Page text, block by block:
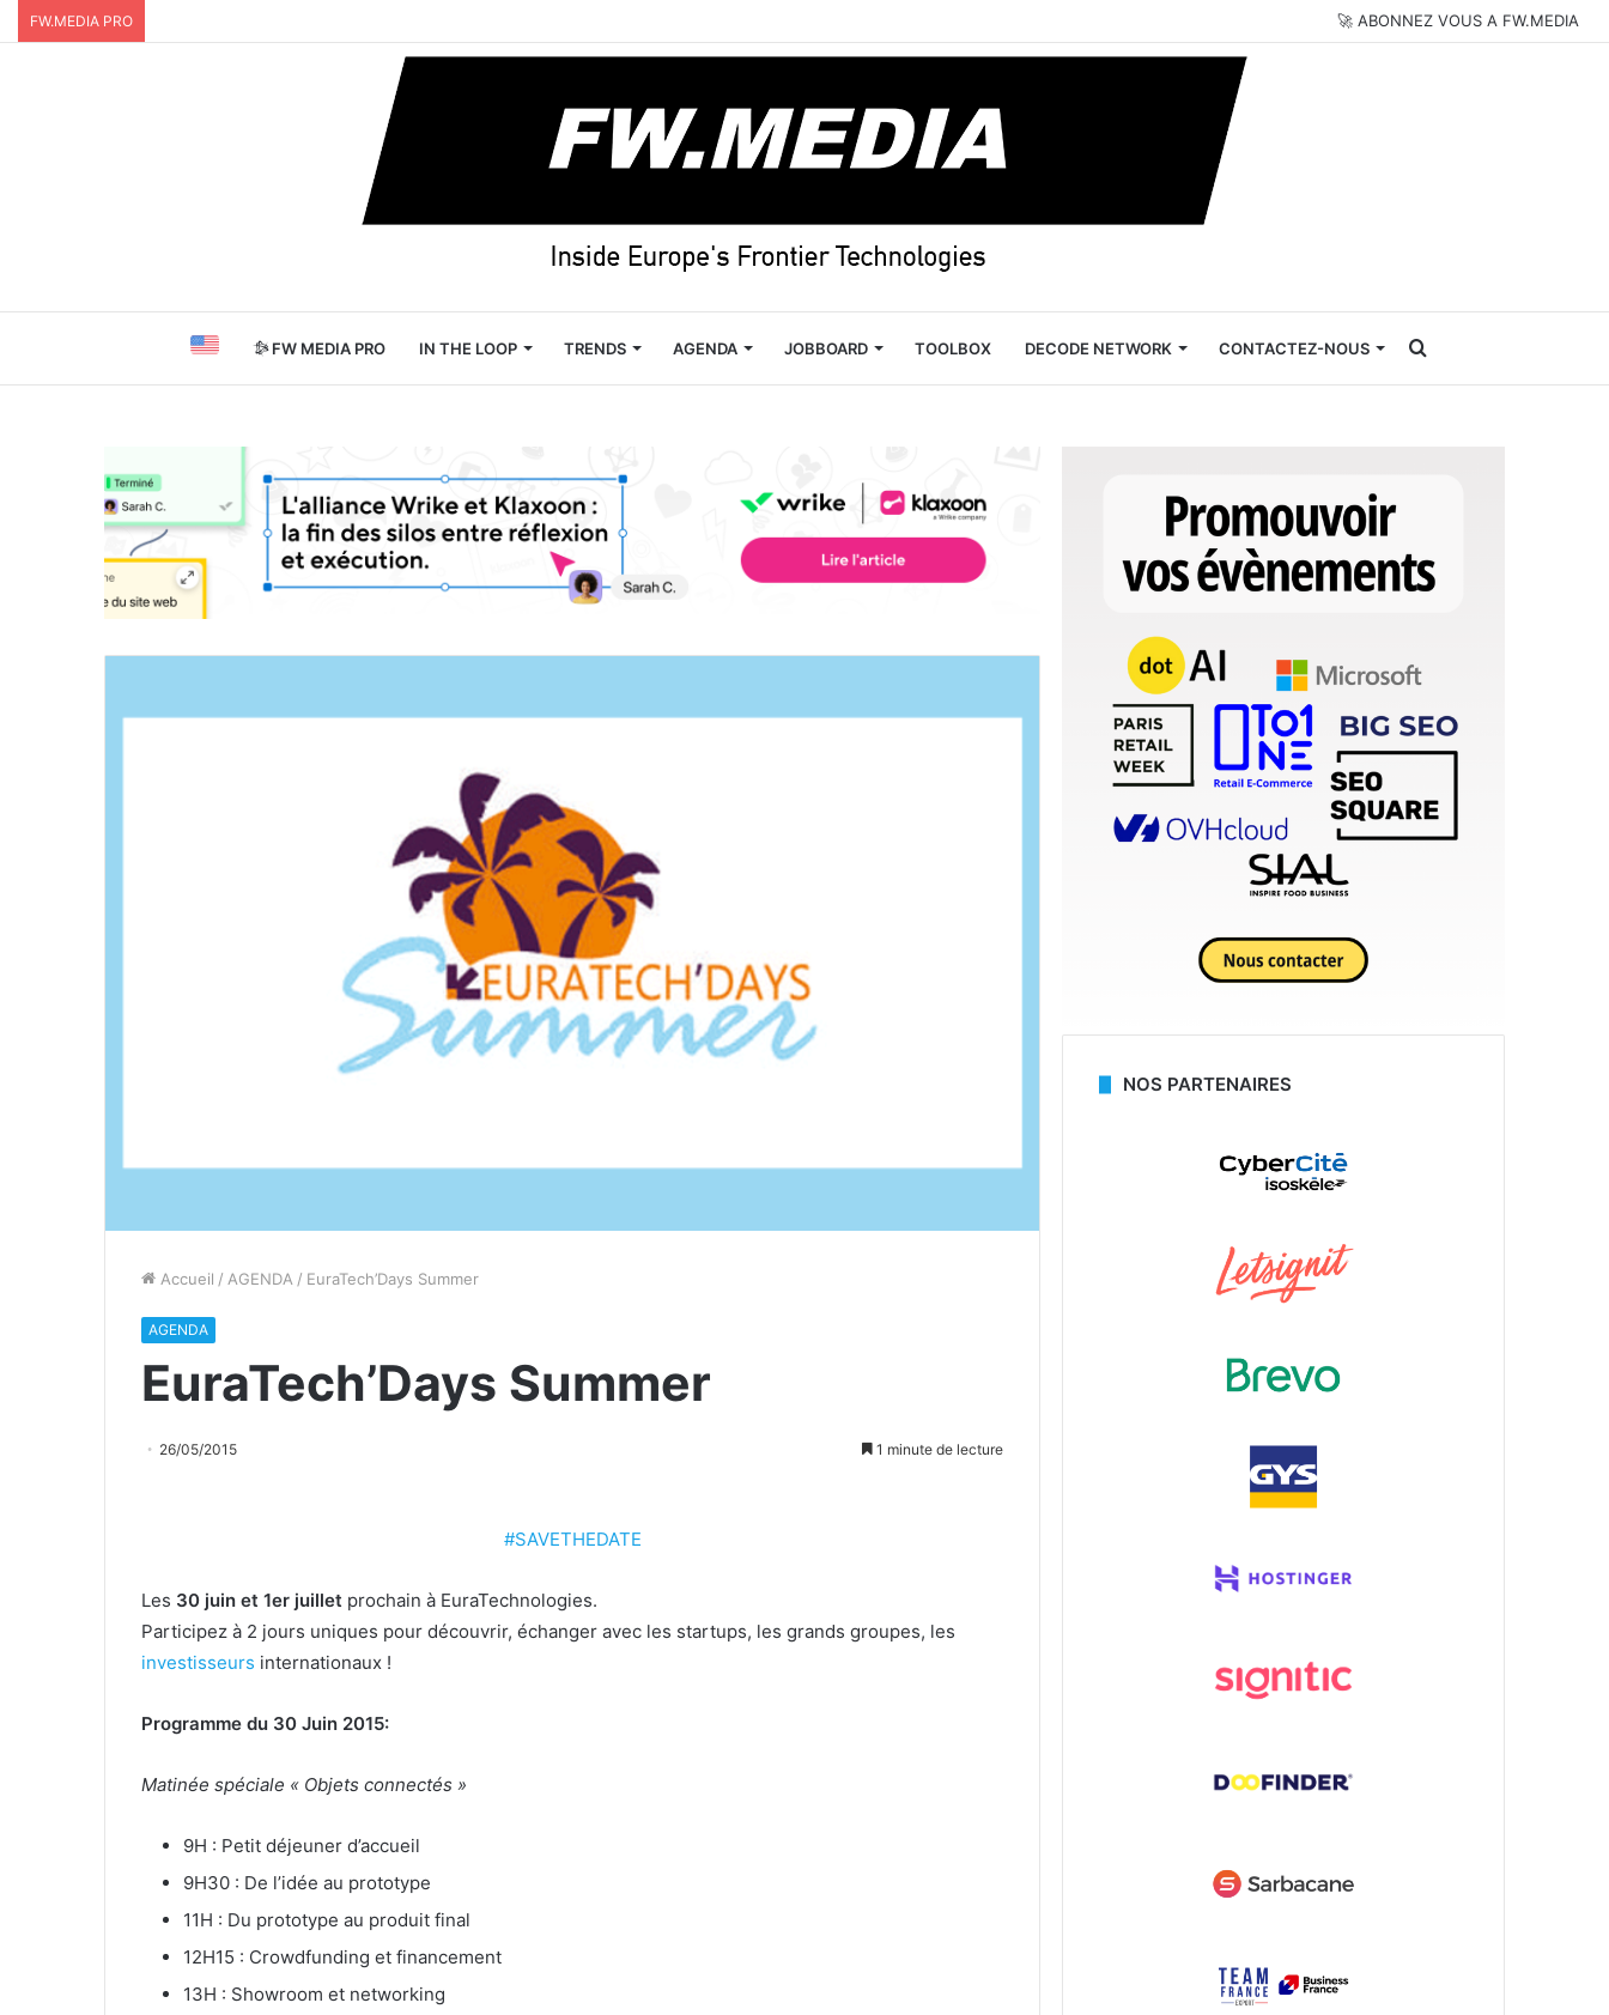
FW.MEDIA PRO 🚀 ABONNEZ VOUS A FW.MEDIA
FW MEDIA PRO IN THE LOOP TRENDS AGENDA JOBBOARD TOOLBOX DECODE NETWORK CONTACTEZ-NOUS Rechercher
Accueil / AGENDA / EuraTech’Days Summer
AGENDA
EuraTech’Days Summer
26/05/2015 1 minute de lecture
#SAVETHEDATE
Les 30 juin et 1er juillet prochain à EuraTechnologies.
Participez à 2 jours uniques pour découvrir, échanger avec les startups, les grands groupes, les
investisseurs internationaux !
Programme du 30 Juin 2015:
Matinée spéciale « Objets connectés »
9H : Petit déjeuner d’accueil
9H30 : De l’idée au prototype
11H : Du prototype au produit final
12H15 : Crowdfunding et financement
13H : Showroom et networking
NOS PARTENAIRES